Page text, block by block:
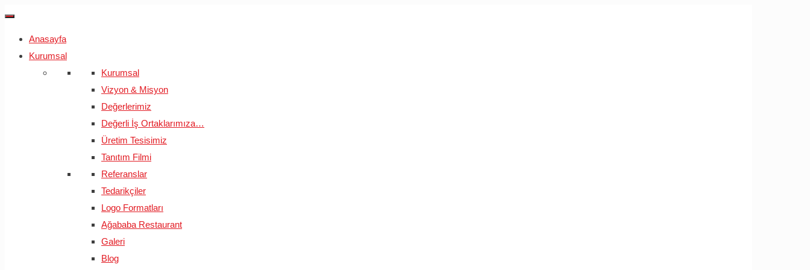
Anasayfa
Kurumsal
Kurumsal
Vizyon & Misyon
Değerlerimiz
Değerli İş Ortaklarımıza…
Üretim Tesisimiz
Tanıtım Filmi
Referanslar
Tedarikçiler
Logo Formatları
Ağababa Restaurant
Galeri
Blog